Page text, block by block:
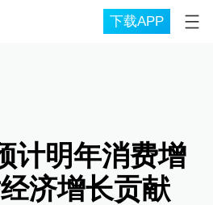
下载APP
计明年消费增
济增长贡献